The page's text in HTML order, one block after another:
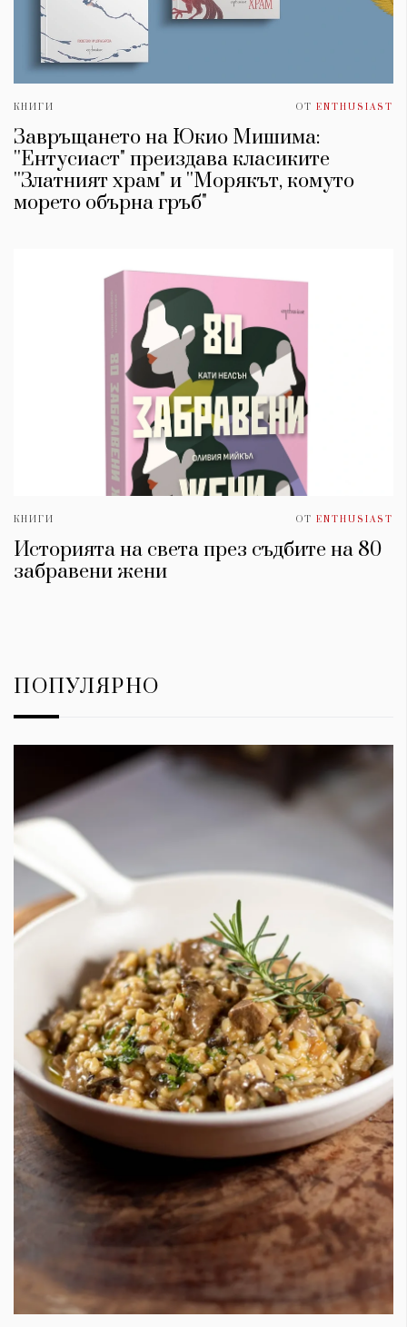
КНИГИ ОТ ENTHUSIAST
Завръщането на Юкио Мишима:
''Ентусиаст" преиздава класиките
''Златният храм" и ''Морякът, комуто
морето обърна гръб"
КНИГИ ОТ ENTHUSIAST
Историята на света през съдбите на 80
забравени жени
ПОПУЛЯРНО